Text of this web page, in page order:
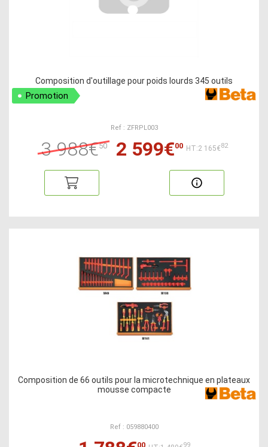
Composition d'outillage pour poids lourds 345 outils
Promotion
Ref : ZFRPL003
3 988€50 2 599€00 HT:2 165€82
Composition de 66 outils pour la microtechnique en plateaux
mousse compacte
Ref : 059880400
00 99